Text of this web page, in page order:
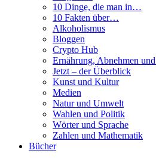
10 Dinge, die man in…
10 Fakten über…
Alkoholismus
Bloggen
Crypto Hub
Ernährung, Abnehmen
Jetzt – der Überblick
Kunst und Kultur
Medien
Natur und Umwelt
Wahlen und Politik
Wörter und Sprache
Zahlen und Mathematik
Bücher